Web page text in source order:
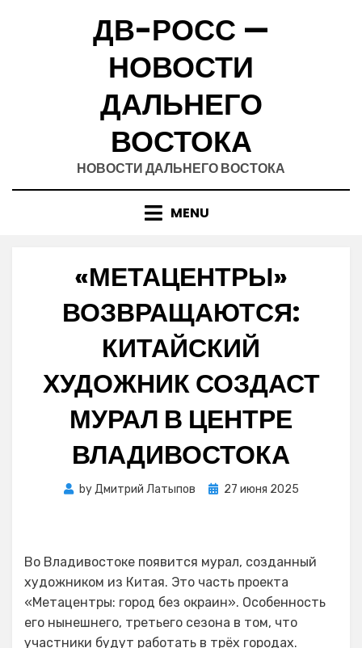
ДВ-РОСС —
НОВОСТИ
ДАЛЬНЕГО
ВОСТОКА
НОВОСТИ ДАЛЬНЕГО ВОСТОКА
MENU
«МЕТАЦЕНТРЫ»
ВОЗВРАЩАЮТСЯ:
КИТАЙСКИЙ
ХУДОЖНИК СОЗДАСТ
МУРАЛ В ЦЕНТРЕ
ВЛАДИВОСТОКА
byДмитрий Латыпов
Posted
27 июня 2025
Во Владивостоке появится мурал, созданный
художником из Китая. Это часть проекта
«Метацентры: город без окраин». Особенность
его нынешнего, третьего сезона в том, что
участники будут работать в трёх городах.